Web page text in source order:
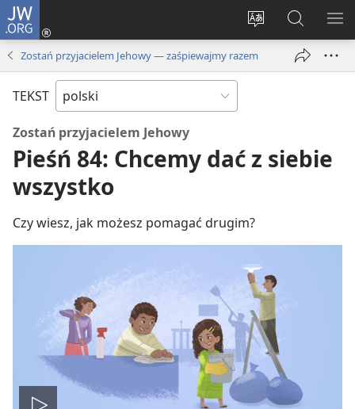
JW.ORG
Wybór
Logowanie
(opens
Szukaj
na
JW.ORG
Zostań przyjacielem Jehowy — zaśpiewajmy razem
TEKST
Zostań przyjacielem Jehowy
Pieśń 84: Chcemy dać z siebie
wszystko
Czy wiesz, jak możesz pomagać drugim?